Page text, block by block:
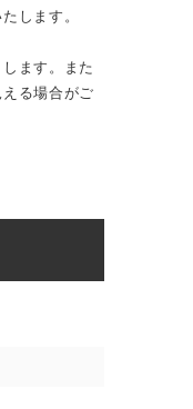
します。
ます。また
る場合がご